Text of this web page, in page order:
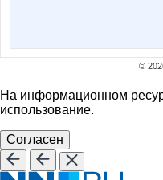
©
На информационном
использование.
Согласен